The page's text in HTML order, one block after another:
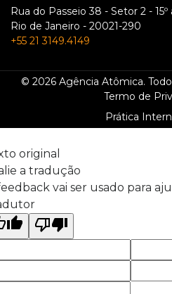
Rua do Passeio 38 - Setor 2 -
Rio de Janeiro - 20021-290
+55 21 3149.4149
© 2026 Agência Atômica.
Termo de
Prática
original
a tradução
vai ser usado para